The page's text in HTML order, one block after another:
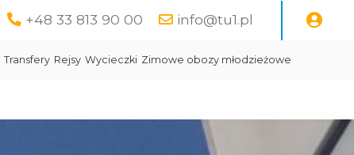
+48 33 813 90 00 info@tu1.pl
Transfery Rejsy Wycieczki Zimowe obozy młodzieżowe